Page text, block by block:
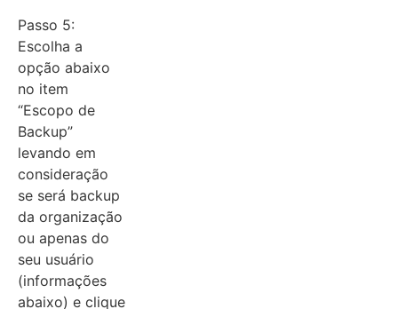
Passo 5:
Escolha a
opção abaixo
no item
“Escopo de
Backup”
levando em
consideração
se será backup
da organização
ou apenas do
seu usuário
(informações
abaixo) e clique